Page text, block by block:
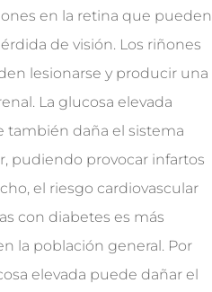
en la retina que pueden
de visión. Los riñones
lesionarse y producir una
La glucosa elevada
también daña el sistema
pudiendo provocar infartos
el riesgo cardiovascular
con diabetes es más
la población general. Por
elevada puede dañar el